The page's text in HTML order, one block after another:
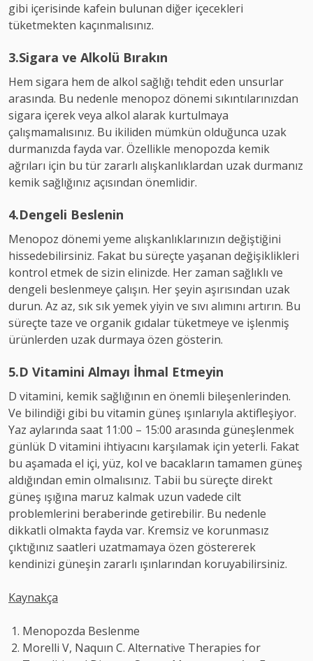
gibi içerisinde kafein bulunan diğer içecekleri
tüketmekten kaçınmalısınız.
3.Sigara ve Alkolü Bırakın
Hem sigara hem de alkol sağlığı tehdit eden unsurlar
arasında. Bu nedenle menopoz dönemi sıkıntılarınızdan
sigara içerek veya alkol alarak kurtulmaya
çalışmamalısınız. Bu ikiliden mümkün olduğunca uzak
durmanızda fayda var. Özellikle menopozda kemik
ağrıları için bu tür zararlı alışkanlıklardan uzak durmanız
kemik sağlığınız açısından önemlidir.
4.Dengeli Beslenin
Menopoz dönemi yeme alışkanlıklarınızın değiştiğini
hissedebilirsiniz. Fakat bu süreçte yaşanan değişiklikleri
kontrol etmek de sizin elinizde. Her zaman sağlıklı ve
dengeli beslenmeye çalışın. Her şeyin aşırısından uzak
durun. Az az, sık sık yemek yiyin ve sıvı alımını artırın. Bu
süreçte taze ve organik gıdalar tüketmeye ve işlenmiş
ürünlerden uzak durmaya özen gösterin.
5.D Vitamini Almayı İhmal Etmeyin
D vitamini, kemik sağlığının en önemli bileşenlerinden.
Ve bilindiği gibi bu vitamin güneş ışınlarıyla aktifleşiyor.
Yaz aylarında saat 11:00 – 15:00 arasında güneşlenmek
günlük D vitamini ihtiyacını karşılamak için yeterli. Fakat
bu aşamada el içi, yüz, kol ve bacakların tamamen güneş
aldığından emin olmalısınız. Tabii bu süreçte direkt
güneş ışığına maruz kalmak uzun vadede cilt
problemlerini beraberinde getirebilir. Bu nedenle
dikkatli olmakta fayda var. Kremsiz ve korunmasız
çıktığınız saatleri uzatmamaya özen göstererek
kendinizi güneşin zararlı ışınlarından koruyabilirsiniz.
Kaynakça
Menopozda Beslenme
Morelli V, Naquın C. Alternative Therapies for